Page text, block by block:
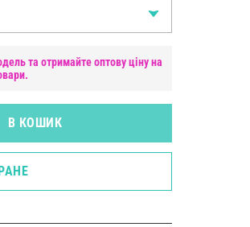
та отримайте оптову ціну на
В КОШИК